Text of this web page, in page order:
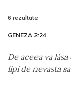
6 rezultate
GENEZA 2:24
De aceea va
lipi de nevasta